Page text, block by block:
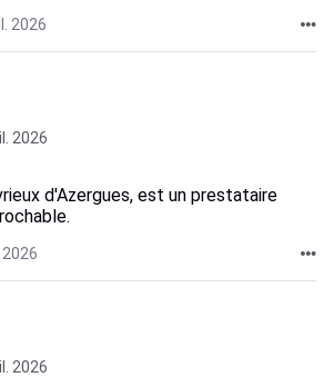
2026
2026
d'Azergues, est un prestataire
2026
2026